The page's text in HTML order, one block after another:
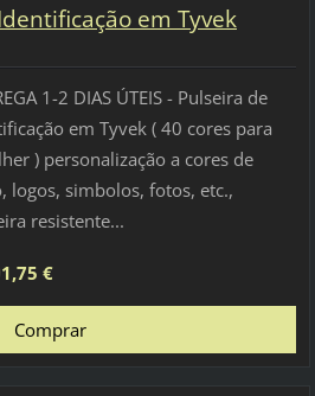
em Tyvek
1-2 DIAS ÚTEIS - Pulseira de
em Tyvek ( 40 cores para
) personalização a cores de
logos, simbolos, fotos, etc.,
resistente...
€